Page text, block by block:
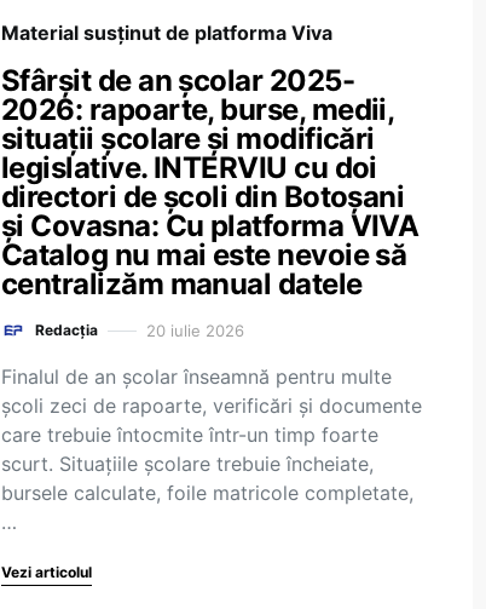
Material susținut de platforma Viva
Sfârșit de an școlar 2025-
2026: rapoarte, burse, medii,
situații școlare și modificări
legislative. INTERVIU cu doi
directori de școli din Botoșani
și Covasna: Cu platforma VIVA
Catalog nu mai este nevoie să
centralizăm manual datele
Redacția 20 iulie 2026
Finalul de an școlar înseamnă pentru multe
școli zeci de rapoarte, verificări și documente
care trebuie întocmite într-un timp foarte
scurt. Situațiile școlare trebuie încheiate,
bursele calculate, foile matricole completate,
…
Vezi articolul